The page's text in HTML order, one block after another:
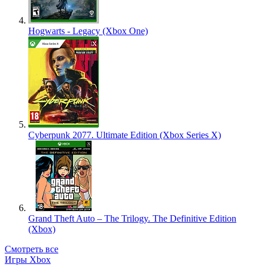
Hogwarts - Legacy (Xbox One)
Cyberpunk 2077. Ultimate Edition (Xbox Series X)
Grand Theft Auto – The Trilogy. The Definitive Edition
(Xbox)
Смотреть все
Игры Xbox